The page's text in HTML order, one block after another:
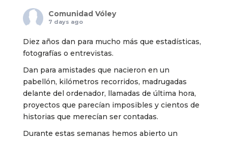
Comunidad Vóley
7 days ago
Diez años dan para mucho más que estadísticas,
fotografías o entrevistas.
Dan para amistades que nacieron en un
pabellón, kilómetros recorridos, madrugadas
delante del ordenador, llamadas de última hora,
proyectos que parecían imposibles y cientos de
historias que merecían ser contadas.
Durante estas semanas hemos abierto un